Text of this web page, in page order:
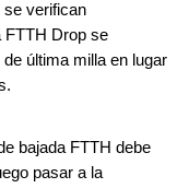
se verifican
FTTH Drop se
última milla en lugar
bajada FTTH debe
pasar a la